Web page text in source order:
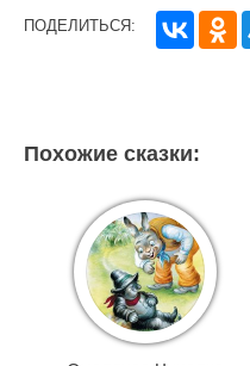
ПОДЕЛИТЬСЯ:
Похожие сказки: